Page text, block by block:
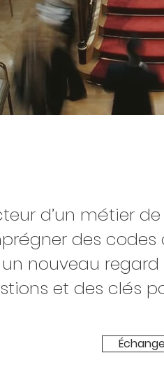
d’un métier
des codes
nouveau
et des clés